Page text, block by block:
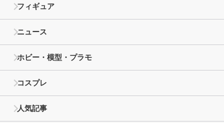
フィギュア
ニュース
ホビー・模型・プラモ
コスプレ
人気記事